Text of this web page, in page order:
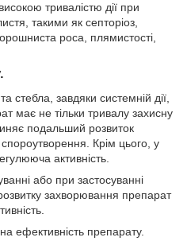
тривалістю дії при
такими як септоріоз,
роса, плямистості,
стебла, завдяки системній дії,
має не тільки тривалу захисну
подальший розвиток
спороутворення. Крім цього, у
активність.
або при застосуванні
захворювання препарат
ефективність препарату.